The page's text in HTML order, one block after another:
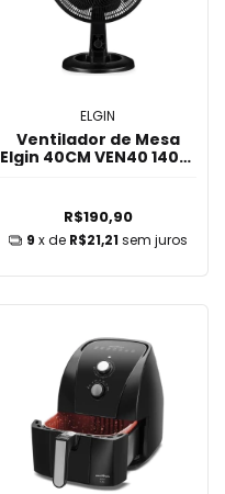
ELGIN
Ventilador de Mesa
Elgin 40CM VEN40 140W
R$190,90
9 x de R$21,21 sem juros